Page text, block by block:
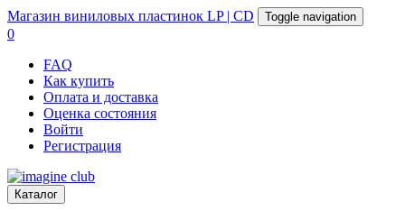
Магазин виниловых пластинок LP | CD Toggle navigation
0
FAQ
Как купить
Оплата и доставка
Оценка состояния
Войти
Регистрация
Каталог